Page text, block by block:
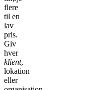
flere
til en
lav
pris.
Giv
hver
klient,
lokation
eller